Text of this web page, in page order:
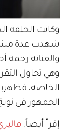
شهدت عدة
والفنانة رحمة
وهي تحاول
الخاصة،
الجمهور في
إقرأ أيضاً: